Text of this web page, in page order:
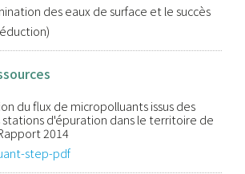
des eaux de surface et le succès
du flux de micropolluants issus des
d'épuration dans le territoire de
2014
step-pdf